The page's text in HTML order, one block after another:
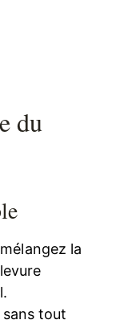
du
la
sans tout